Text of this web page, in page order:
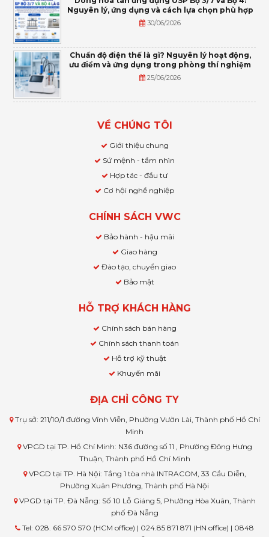
Nguyên lý, ứng dụng và cách lựa chọn phù hợp
30/06/2026
Chuẩn độ điện thế là gì? Nguyên lý hoạt động,
ưu điểm và ứng dụng trong phòng thí nghiệm
25/06/2026
VỀ CHÚNG TÔI
Giới thiệu chung
Sứ mệnh - tầm nhìn
Hợp tác - đầu tư
Cơ hội nghề nghiệp
CHÍNH SÁCH VWC
Bảo hành - hậu mãi
Giao hàng
Đào tạo, chuyển giao
Bảo mật
HỖ TRỢ KHÁCH HÀNG
Chính sách bán hàng
Chính sách thanh toán
Hỗ trợ kỹ thuật
Khuyến mãi
ĐỊA CHỈ CÔNG TY
Trụ sở: 211/10/1 đường Vĩnh Viễn, Phường Vườn Lài, Thành phố Hồ Chí
Minh
VPGD tại TP. Hồ Chí Minh: N36 đường số 11 , Phường Đông Hưng
Thuận, Thành phố Hồ Chí Minh
VPGD tại TP. Hà Nội: Tầng 1 tòa nhà INTRACOM, 33 Cầu Diễn,
Phường Xuân Phương, Thành phố Hà Nội
VPGD tại TP. Đà Nẵng: Số 10 Lỗ Giáng 5, Phường Hòa Xuân, Thành
phố Đà Nẵng
Tel: 028. 66 570 570 (HCM office) | 024.85 871 871 (HN office) | 0848